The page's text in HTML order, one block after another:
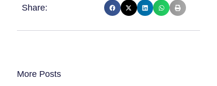
Share:
More Posts